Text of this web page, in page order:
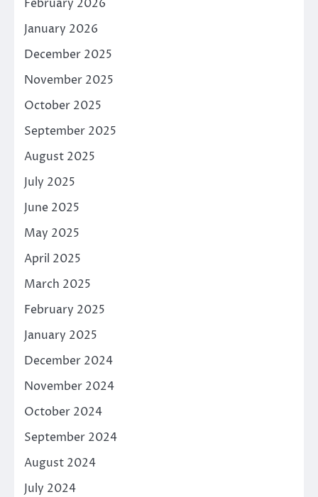
February 2026
January 2026
December 2025
November 2025
October 2025
September 2025
August 2025
July 2025
June 2025
May 2025
April 2025
March 2025
February 2025
January 2025
December 2024
November 2024
October 2024
September 2024
August 2024
July 2024